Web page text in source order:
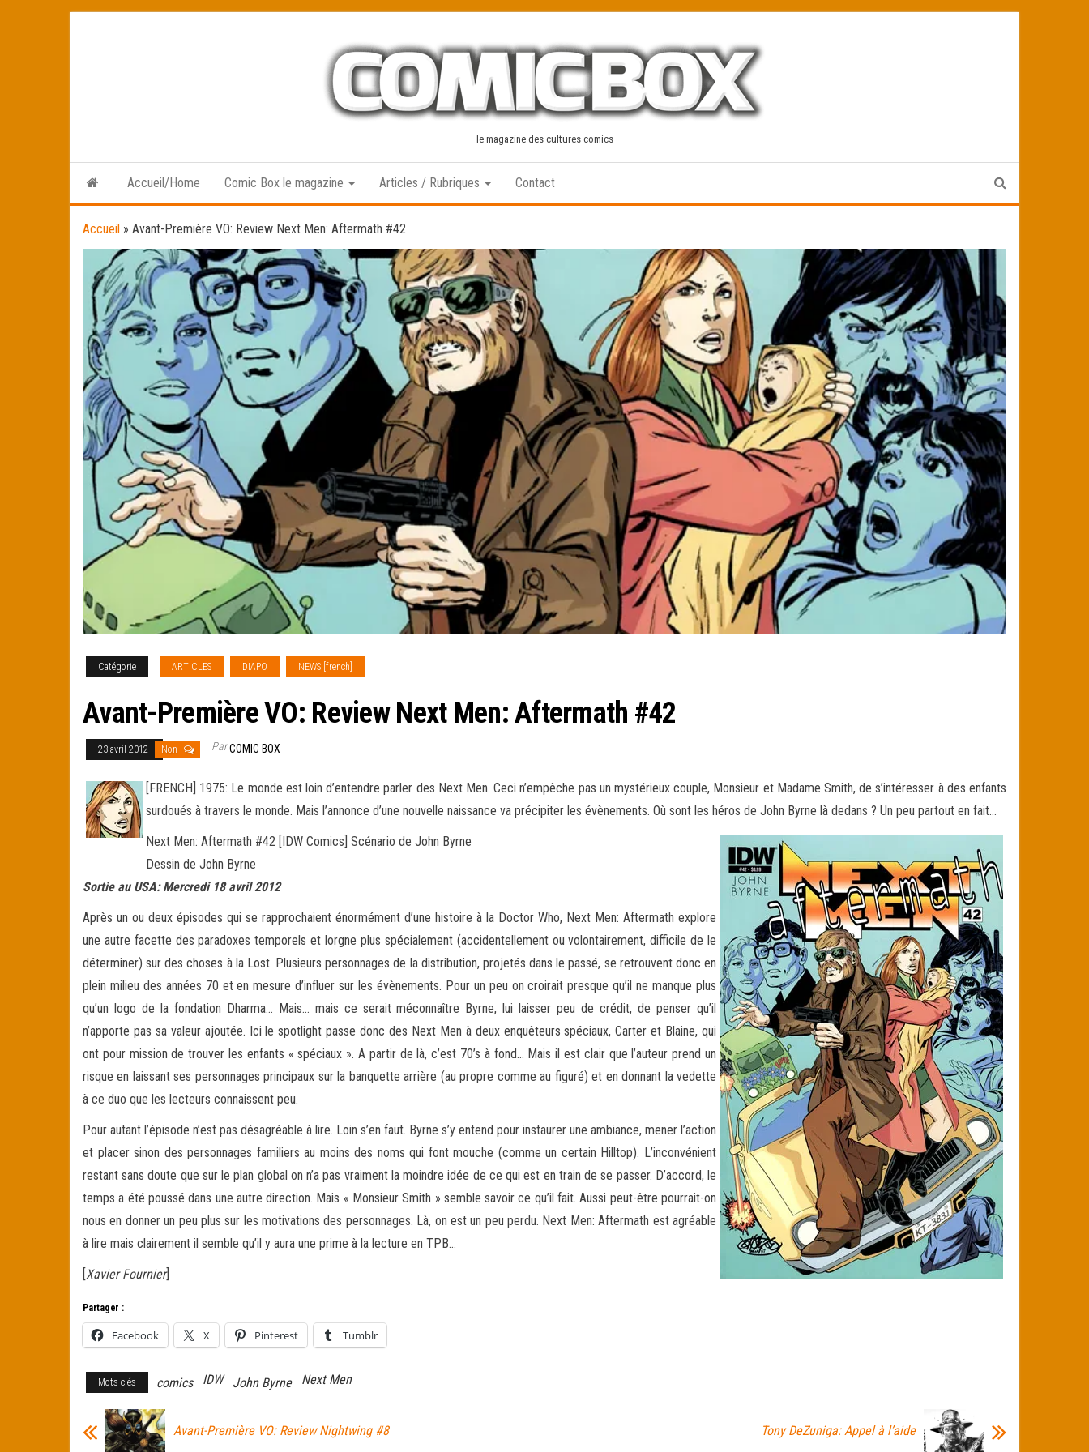
le magazine des cultures comics
Accueil/Home Comic Box le magazine Articles / Rubriques Contact
Accueil » Avant-Première VO: Review Next Men: Aftermath #42
Catégorie ARTICLES DIAPO NEWS [french]
Avant-Première VO: Review Next Men: Aftermath #42
23 avril 2012 Non ParCOMIC BOX
[FRENCH] 1975: Le monde est loin d’entendre parler des Next Men. Ceci n’empêche pas un mystérieux couple, Monsieur et Madame Smith, de s’intéresser à des enfants
surdoués à travers le monde. Mais l’annonce d’une nouvelle naissance va précipiter les évènements. Où sont les héros de John Byrne là dedans ? Un peu partout en fait…
Next Men: Aftermath #42 [IDW Comics] Scénario de John Byrne
Dessin de John Byrne
Sortie au USA: Mercredi 18 avril 2012
Après un ou deux épisodes qui se rapprochaient énormément d’une histoire à la Doctor Who, Next Men: Aftermath explore
une autre facette des paradoxes temporels et lorgne plus spécialement (accidentellement ou volontairement, difficile de le
déterminer) sur des choses à la Lost. Plusieurs personnages de la distribution, projetés dans le passé, se retrouvent donc en
plein milieu des années 70 et en mesure d’influer sur les évènements. Pour un peu on croirait presque qu’il ne manque plus
qu’un logo de la fondation Dharma… Mais… mais ce serait méconnaître Byrne, lui laisser peu de crédit, de penser qu’il
n’apporte pas sa valeur ajoutée. Ici le spotlight passe donc des Next Men à deux enquêteurs spéciaux, Carter et Blaine, qui
ont pour mission de trouver les enfants « spéciaux ». A partir de là, c’est 70’s à fond… Mais il est clair que l’auteur prend un
risque en laissant ses personnages principaux sur la banquette arrière (au propre comme au figuré) et en donnant la vedette
à ce duo que les lecteurs connaissent peu.
Pour autant l’épisode n’est pas désagréable à lire. Loin s’en faut. Byrne s’y entend pour instaurer une ambiance, mener l’action
et placer sinon des personnages familiers au moins des noms qui font mouche (comme un certain Hilltop). L’inconvénient
restant sans doute que sur le plan global on n’a pas vraiment la moindre idée de ce qui est en train de se passer. D’accord, le
temps a été poussé dans une autre direction. Mais « Monsieur Smith » semble savoir ce qu’il fait. Aussi peut-être pourrait-on
nous en donner un peu plus sur les motivations des personnages. Là, on est un peu perdu. Next Men: Aftermath est agréable
à lire mais clairement il semble qu’il y aura une prime à la lecture en TPB…
[Xavier Fournier]
Partager :
Facebook X Pinterest Tumblr
Mots-clés comics IDW John Byrne Next Men
Avant-Première VO: Review Nightwing #8 Tony DeZuniga: Appel à l’aide